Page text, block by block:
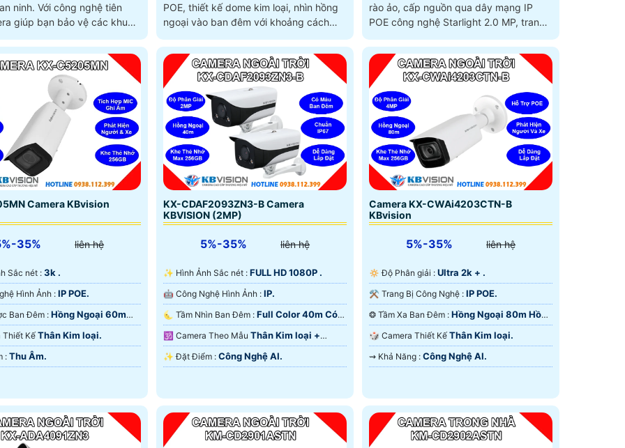
công nghệ tiên
giúp bạn bảo vệ các khu
POE, thiết kế dome kim loại, nhìn hồng
ngoại vào ban đêm với khoảng cách
trường có ánh sáng mạnh nhờ công
nghệ chống ngược sáng DWDR 120db
rào ảo, cấp nguồn qua dây mạng IP
POE công nghệ Starlight 2.0 MP, trang
qua dây điện, có thể hoạt động độc lập
nhờ khe cắm thẻ nhớ 512Gb
Camera KBvision
35% liên hệ
Sắc nét :3k .
✳️ Công Nghệ Hình Ảnh : IP POE.
❂ Xem Được Ban Đêm : Hồng Ngoại 60m
Smart IR.
Thiết KếThân Kim loại.
️➲ Đặt Điểm : Thu Âm.
KX-CDAF2093ZN3-B Camera
KBVISION (2MP)
5%-35% liên hệ
✨ Hình Ảnh Sắc nét : FULL HD 1080P .
🤖️ Công Nghệ Hình Ảnh : IP.
🌜 Tầm Nhìn Ban Đêm : Full Color 40m Có
Màu Ban Ðêm.
🕉️ Camera Theo Mẫu Thân Kim loại +
Nhựa.
️✨ Đặt Điểm : Công Nghệ AI.
Camera KX-CWAi4203CTN-B
KBvision
5%-35% liên hệ
🔅 Độ Phân giải : Ultra 2k + .
⚒ Trang Bị Công Nghệ : IP POE.
❂ Tầm Xa Ban Đêm : Hồng Ngoại 80m Hồng
Ngoại Smart IR.
🎲 Camera Thiết Kế Thân Kim loại.
️⇝ Khả Năng : Công Nghệ AI.